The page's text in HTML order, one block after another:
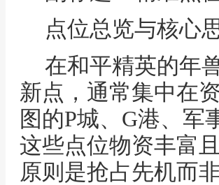
点位总览与核心
在和平精英的年
新点，通常集中在
图的P城、G港、军
这些点位物资丰富
原则是抢占先机而